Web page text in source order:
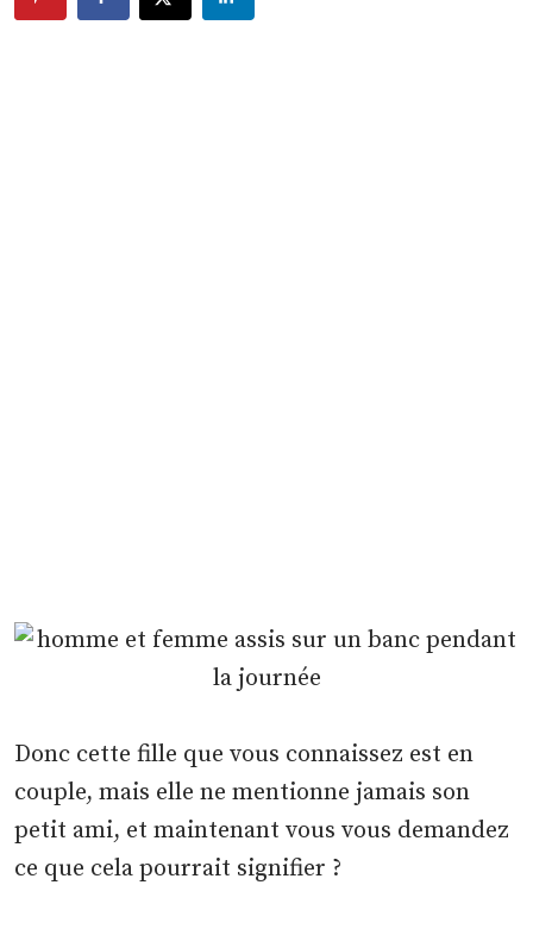
Donc cette fille que vous connaissez est en
couple, mais elle ne mentionne jamais son
petit ami, et maintenant vous vous demandez
ce que cela pourrait signifier ?